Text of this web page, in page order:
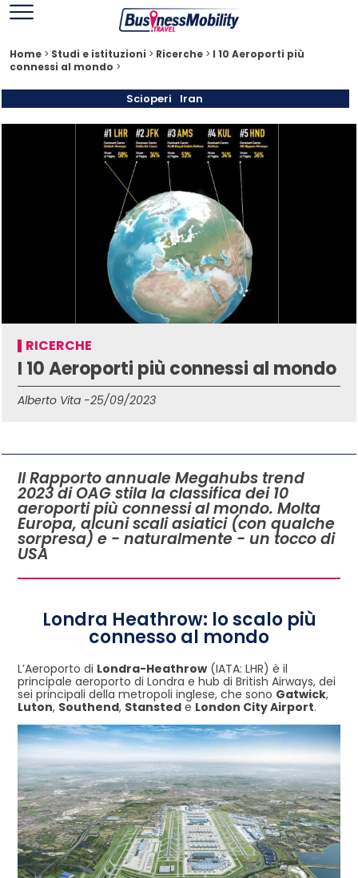
Home > Studi e istituzioni > Ricerche > I 10 Aeroporti più
connessi al mondo >
Scioperi Iran
RICERCHE
I 10 Aeroporti più connessi al mondo
Alberto Vita -25/09/2023
Il Rapporto annuale Megahubs trend
2023 di OAG stila la classifica dei 10
aeroporti più connessi al mondo. Molta
Europa, alcuni scali asiatici (con qualche
sorpresa) e - naturalmente - un tocco di
USA
Londra Heathrow: lo scalo più
connesso al mondo
L’Aeroporto di Londra-Heathrow (IATA: LHR) è il
principale aeroporto di Londra e hub di British Airways, dei
sei principali della metropoli inglese, che sono Gatwick,
Luton, Southend, Stansted e London City Airport.